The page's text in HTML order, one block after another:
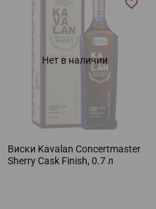
Нет в наличии
Виски Kavalan Concertmaster
Sherry Cask Finish, 0.7 л